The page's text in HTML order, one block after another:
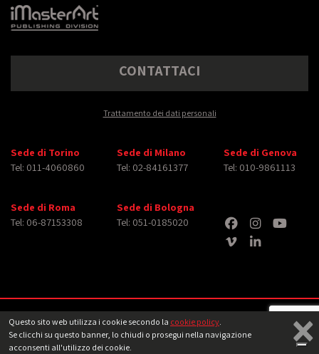
Questo sito web utilizza i cookie secondo la cookie policy.
Se clicchi su questo banner, lo chiudi o prosegui nella navigazione
acconsenti all'utilizzo dei cookie.
×
CONTATTACI
Trattamento dei dati personali
Sede di Torino
Tel: 011-4060860
Sede di Milano
Tel: 02-84161377
Sede di Genova
Tel: 010-9861113
Sede di Roma
Tel: 06-87153308
Sede di Bologna
Tel: 051-0185020
Copyright © 2026 iMasterArt S.r.l. ‐ All rights reserved. Tutti i diritti relativi ad
immagini e video pubblicati sono dei rispettiviaventi diritto‐ Note legali